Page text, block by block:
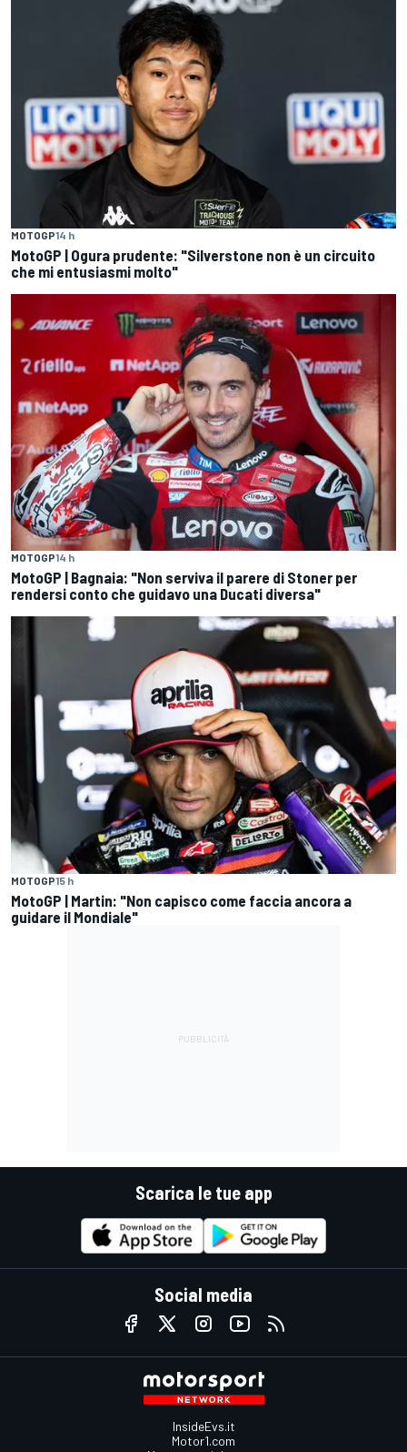
MOTOGP14 h
MotoGP | Ogura prudente: "Silverstone non è un circuito
che mi entusiasmi molto"
MOTOGP14 h
MotoGP | Bagnaia: "Non serviva il parere di Stoner per
rendersi conto che guidavo una Ducati diversa"
MOTOGP15 h
MotoGP | Martin: "Non capisco come faccia ancora a
guidare il Mondiale"
Scarica le tue app
Social media
InsideEvs.it
Motor1.com